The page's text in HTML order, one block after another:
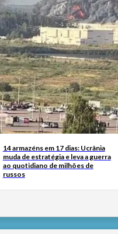
14 armazéns em 17 dias: Ucrânia
muda de estratégia e leva a guerra
ao quotidiano de milhões de
russos